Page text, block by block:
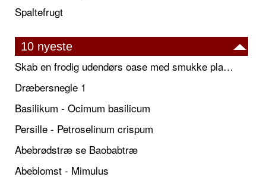
Spaltefrugt
10 nyeste
Skab en frodig udendørs oase med smukke plantekrukker og elegante espalier
Dræbersnegle 1
Basilikum - Ocimum basilicum
Persille - Petroselinum crispum
Abebrødstræ se Baobabtræ
Abeblomst - Mimulus